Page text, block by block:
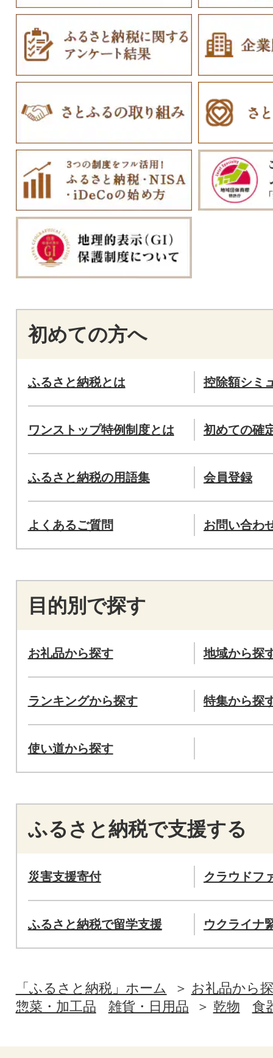
初めての方へ
ふるさと納税とは 控除額シミ
ワンストップ特例制度とは 初めての確
ふるさと納税の用語集 会員登録
よくあるご質問 お問い合わ
目的別で探す
お礼品から探す 地域から探
ランキングから探す 特集から探
使い道から探す
ふるさと納税で支援する
災害支援寄付 クラウドフ
ふるさと納税で留学支援 ウクライナ
「ふるさと納税」ホーム
お礼品から
惣菜・加工品
雑貨・日用品 乾物 食